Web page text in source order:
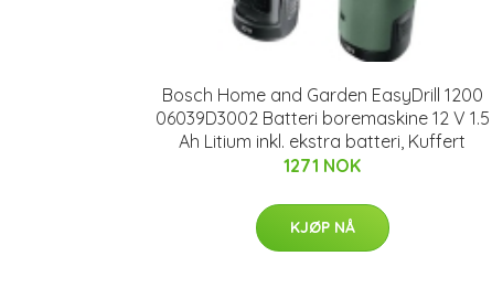
Bosch Home and Garden EasyDrill 1200
06039D3002 Batteri boremaskine 12 V 1.5
Ah Litium inkl. ekstra batteri, Kuffert
1271 NOK
KJØP NÅ